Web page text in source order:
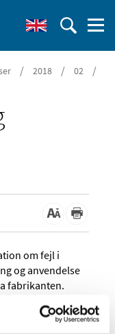
/ 2018 / 02 /
om fejl i
og anvendelse
fabrikanten.